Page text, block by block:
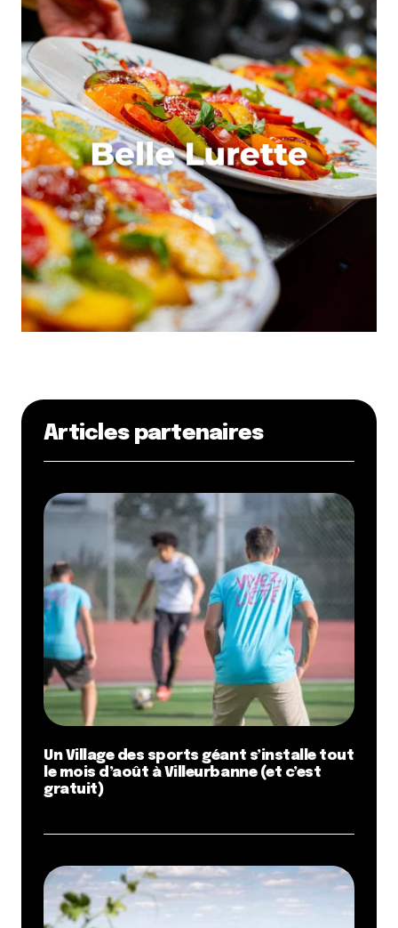
Articles partenaires
Un Village des sports géant s’installe tout
le mois d’août à Villeurbanne (et c’est
gratuit)